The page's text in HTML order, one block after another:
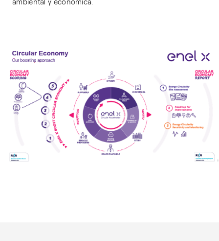
ambiental y económica.